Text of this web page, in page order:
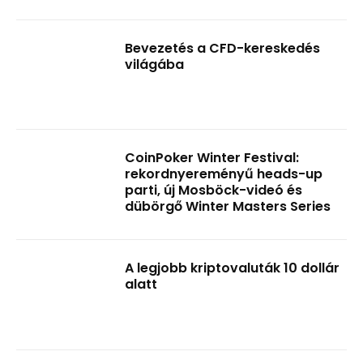
Bevezetés a CFD-kereskedés
világába
CoinPoker Winter Festival:
rekordnyereményű heads-up
parti, új Mosböck-videó és
dübörgő Winter Masters Series
A legjobb kriptovaluták 10 dollár
alatt